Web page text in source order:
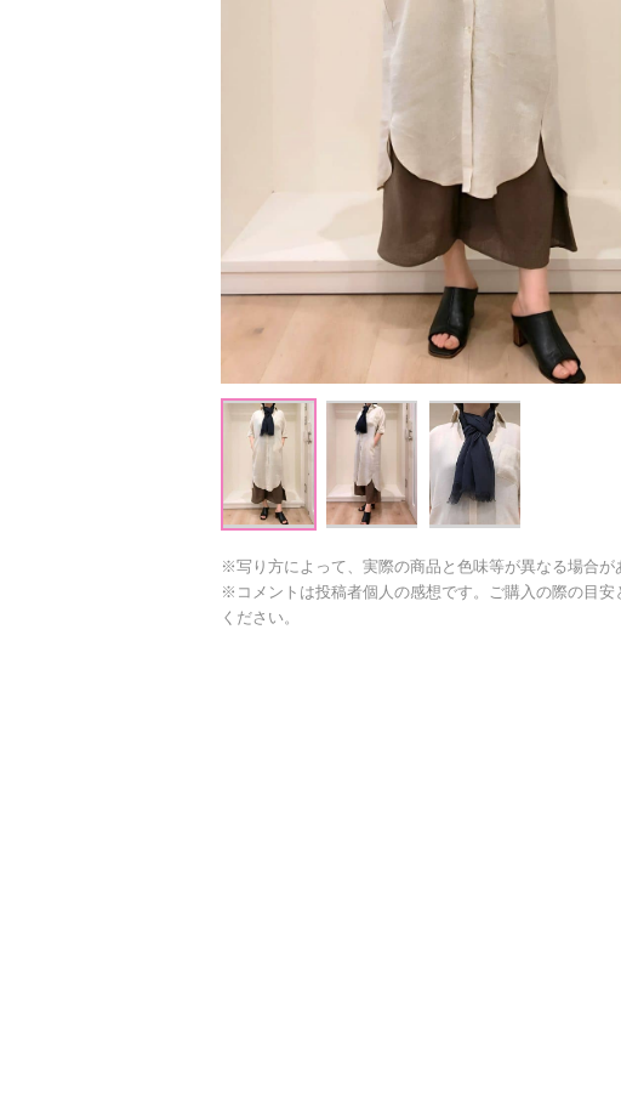
※写り方によって、実際の商品と色味等が異なる場合が
※コメントは投稿者個人の感想です。ご購入の際の目安
ください。